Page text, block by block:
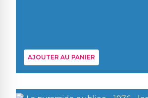
AJOUTER AU PANIER